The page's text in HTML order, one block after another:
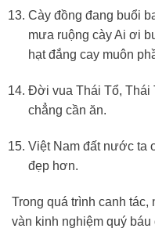
Cày đồng đang buổi
mưa ruộng cày Ai ơi
hạt đắng cay muôn
Đời vua Thái Tổ, Thái
chẳng cần ăn.
Việt Nam đất nước ta
đẹp hơn.
Trong quá trình canh
vàn kinh nghiệm quý